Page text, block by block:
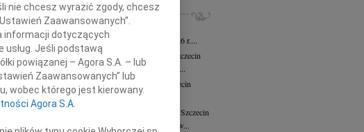
INNE NEKROLOGI
Bogusław Wierzbicki 03.08.2026
Z żalem zawiadamiamy, że w dniu 25.07.2026 r....
Mirosława Włodarczak-Siuda
Szczecin
Z głębokim żalem zawiadamiamy, że dnia 26...
Stanisław Strabel
wiek: 90
Szczecin
"Kto w sercach bliskich żyje, nie umiera"...
Maria Nekanda-Trepka
Szczecin
Dnia 26 kwietnia 2026 roku odeszła do nas w...
nie chcesz wyrazić zgody, chcesz
Zaawansowanych”.
informacji dotyczących
usług. Jeśli podstawą
powiązanej – Agora S.A. – lub
Zaawansowanych” lub
wobec którego jest kierowany.
Agora S.A.